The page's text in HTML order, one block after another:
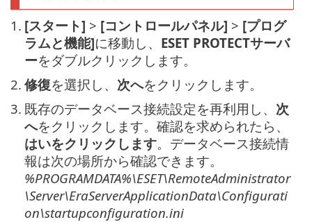
1. [スタート] > [コントロールパネル] > [プログ
ラムと機能]に移動し、 ESET PROTECTサーバ
ーをダブルクリックします。
2. 修復を選択し、 次へをクリックします。
3. 既存のデータベース接続設定を再利用し、 次
へをクリックします。確認を求められたら、
はいをクリックします。データベース接続情
報は次の場所から確認できます。
%PROGRAMDATA%\ESET\RemoteAdministrator
\Server\EraServerApplicationData\Configurati
on\startupconfiguration.ini